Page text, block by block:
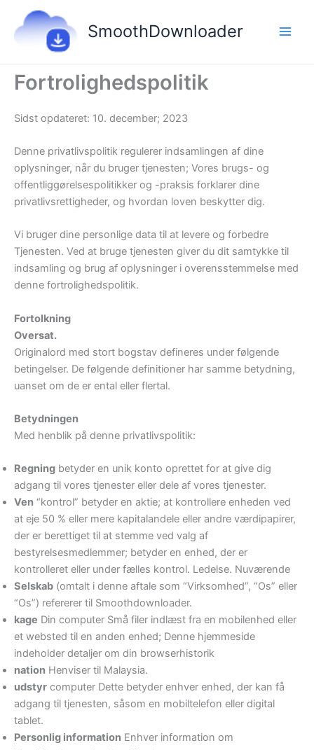
indholdet
SmoothDownloader
Fortrolighedspolitik
Sidst opdateret: 10. december; 2023
Denne privatlivspolitik regulerer indsamlingen af ​​dine
oplysninger, når du bruger tjenesten; Vores brugs- og
offentliggørelsespolitikker og -praksis forklarer dine
privatlivsrettigheder, og hvordan loven beskytter dig.
Vi bruger dine personlige data til at levere og forbedre
Tjenesten. Ved at bruge tjenesten giver du dit samtykke til
indsamling og brug af oplysninger i overensstemmelse med
denne fortrolighedspolitik.
Fortolkning
Oversat.
Originalord med stort bogstav defineres under følgende
betingelser. De følgende definitioner har samme betydning,
uanset om de er ental eller flertal.
Betydningen
Med henblik på denne privatlivspolitik:
Regning betyder en unik konto oprettet for at give dig
adgang til vores tjenester eller dele af vores tjenester.
Ven “kontrol” betyder en aktie; at kontrollere enheden ved
at eje 50 % eller mere kapitalandele eller andre værdipapirer,
der er berettiget til at stemme ved valg af
bestyrelsesmedlemmer; betyder en enhed, der er
kontrolleret eller under fælles kontrol. Ledelse. Nuværende
Selskab (omtalt i denne aftale som “Virksomhed”, “Os” eller
“Os”) refererer til Smoothdownloader.
kage Din computer Små filer indlæst fra en mobilenhed eller
et websted til en anden enhed; Denne hjemmeside
indeholder detaljer om din browserhistorik
nation Henviser til Malaysia.
udstyr computer Dette betyder enhver enhed, der kan få
adgang til tjenesten, såsom en mobiltelefon eller digital
tablet.
Personlig information Enhver information om